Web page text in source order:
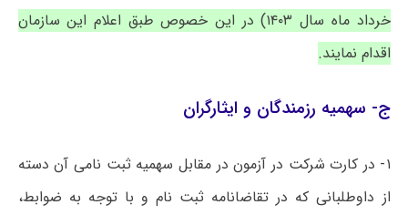
خرداد ماه سال ۱۴۰۳) در این خصوص طبق اعلام این سازمان
اقدام نمایند.
ج- سهمیه رزمندگان و ایثارگران
۱- در کارت شرکت در آزمون در مقابل سهمیه ثبت نامی آن دسته
از داوطلبانی که در تقاضانامه ثبت نام و با توجه به ضوابط،